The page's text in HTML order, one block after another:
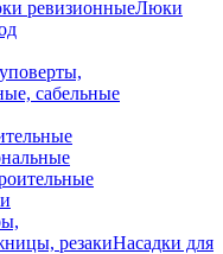
ревизионныеЛюки
сабельные
резакиНасадки для